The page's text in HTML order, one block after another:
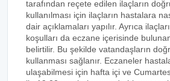
tarafından reçete edilen ilaçların
kullanılması için ilaçların hastalara
dair açıklamaları yapılır. Ayrıca
koşulları da eczane içerisinde
belirtilir. Bu şekilde vatandaşların
kullanması sağlanır. Eczaneler
ulaşabilmesi için hafta içi ve